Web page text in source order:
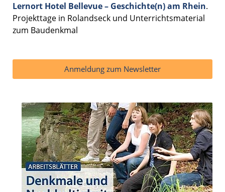
Lernort Hotel Bellevue – Geschichte(n) am Rhein.
Projekttage in Rolandseck und Unterrichtsmaterial
zum Baudenkmal
Anmeldung zum Newsletter